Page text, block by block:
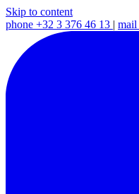
Skip to content
phone +32 3 376 46 13 | mail